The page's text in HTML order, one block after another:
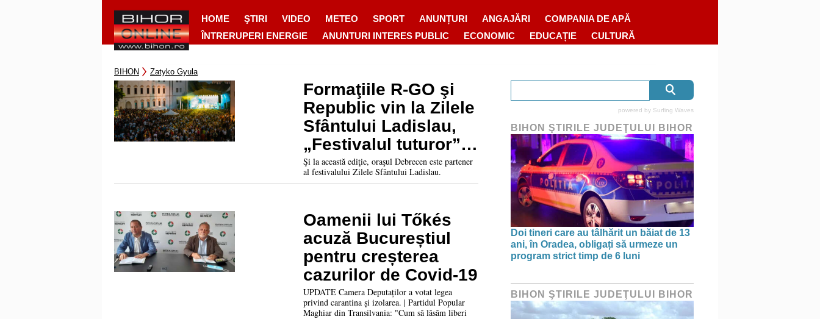
HOME ŞTIRI VIDEO METEO SPORT ANUNȚURI ANGAJĂRI
COMPANIA DE APĂ
ÎNTRERUPERI ENERGIE
ANUNTURI INTERES PUBLIC ECONOMIC EDUCAȚIE CULTURĂ
BIHON Zatyko Gyula
Formaţiile R-GO şi
Republic vin la Zilele
Sfântului Ladislau,
„Festivalul tuturor”,
în Cetatea Oradea
Şi la această ediţie, oraşul Debrecen este partener
al festivalului Zilele Sfântului Ladislau.
Oamenii lui Tőkés
acuză Bucureștiul
pentru creșterea
cazurilor de Covid-19
UPDATE Camera Deputaților a votat legea
privind carantina și izolarea. | Partidul Popular
Maghiar din Transilvania: "Cum să lăsăm liberi
powered by Surfing Waves
BIHON ŞTIRILE JUDEŢULUI BIHOR
Doi tineri care au tâlhărit un băiat de 13
ani, în Oradea, obligați să urmeze un
program strict timp de 6 luni
BIHON ŞTIRILE JUDEŢULUI BIHOR